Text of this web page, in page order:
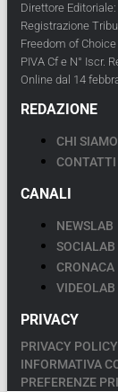
Direttore
Registrazione
Freedom of
PIVA Cf e N° Iscr.
Online dal 14
REDAZIONE
CHI SIAMO
CONTATTI
CANALI
NEWSLAB
SOCIALAB
CRONACA
VIDEOLAB
PRIVACY
PRIVACY POLICY
INFORMATIVA
PREFERENZE